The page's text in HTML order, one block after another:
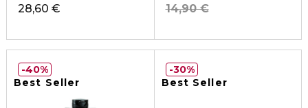
28,60 €
14,90 €
Best Seller
40%
Best Seller
30%